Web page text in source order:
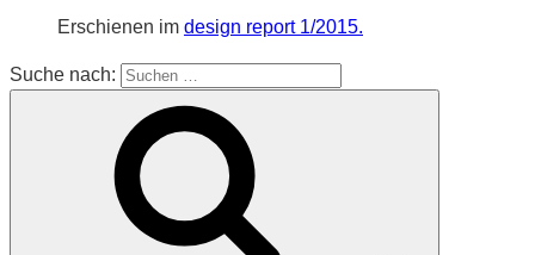
Erschienen im design report 1/2015.
Suche nach: